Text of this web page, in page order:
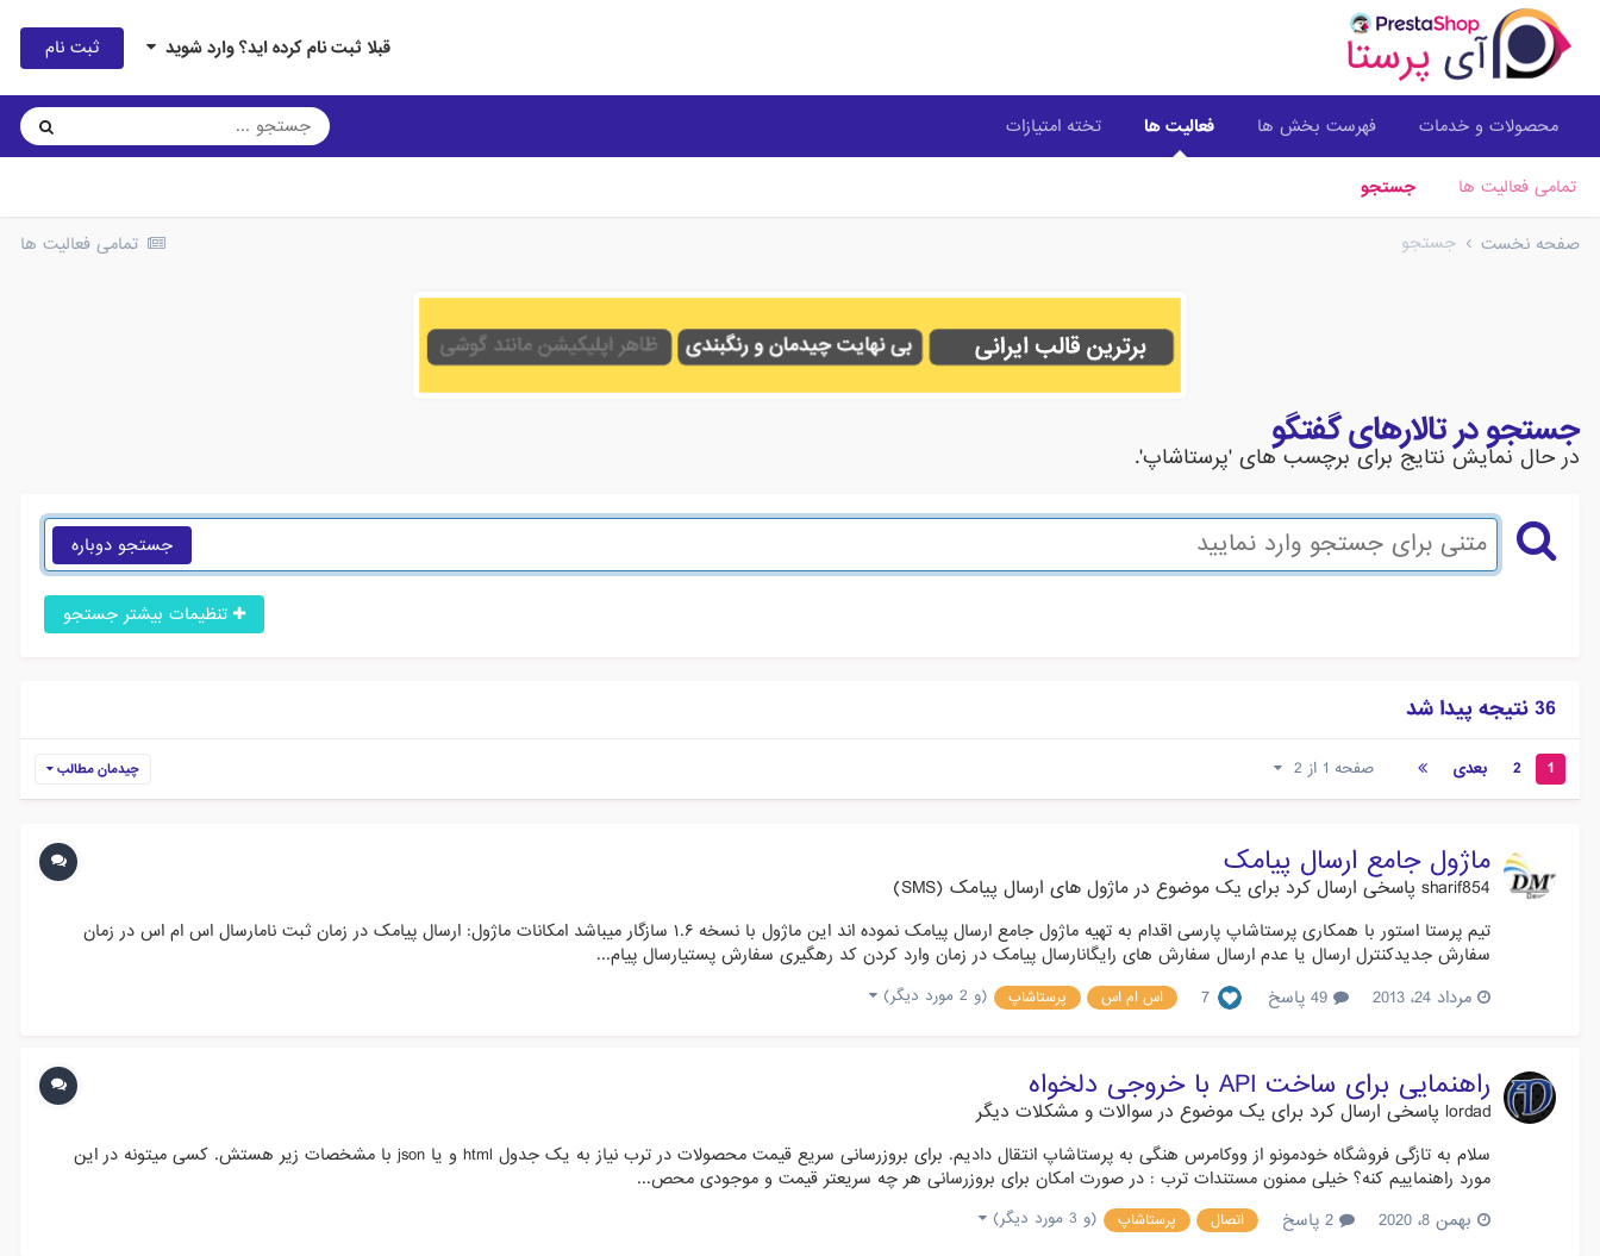
قبلا ثبت نام کرده اید؟ وارد شوید ثبت نام
محصولات و خدمات فهرست بخش ها فعالیت ها
تمامی فعالیت ها جستجو
تخته امتیازات
تمامی فعالیت ها صفحه نخست جستجو
جستجو در تالارهای گفتگو
در حال نمایش نتایج برای برچسب های 'پرستاشاپ'.
جستجو دوباره
تنظیمات بیشتر جستجو
36 نتیجه پیدا شد
1
2 بعدی صفحه 1 از 2 چیدمان مطالب
ماژول جامع ارسال پیامک
sharif854 پاسخی ارسال کرد برای یک موضوع در ماژول های ارسال پیامک (SMS)
تیم پرستا استور با همکاری پرستاشاپ پارسی اقدام به تهیه ماژول جامع ارسال پیامک نموده اند این ماژول با نسخه ۱.۶ سازگار میباشد امکانات ماژول: ارسال پیامک در زمان ثبت نامارسال اس ام اس در زمان
سفارش جدیدکنترل ارسال یا عدم ارسال سفارش های رایگانارسال پیامک در زمان وارد کردن کد رهگیری سفارش پستیارسال پیام...
مرداد 24، 2013
7 اس ام اس پرستاشاپ (و 2 مورد دیگر)
راهنمایی برای ساخت API با خروجی دلخواه
lordad پاسخی ارسال کرد برای یک موضوع در سوالات و مشکلات دیگر
سلام به تازگی فروشگاه خودمونو از ووکامرس هنگی به پرستاشاپ انتقال دادیم. برای بروزرسانی سریع قیمت محصولات در ترب نیاز به یک جدول html و یا json با مشخصات زیر هستش. کسی میتونه در این
مورد راهنماییم کنه؟ خیلی ممنون مستندات ترب : در صورت امکان برای بروزرسانی هر چه سریعتر قیمت و موجودی محص...
بهمن 8، 2020
اتصال پرستاشاپ (و 3 مورد دیگر)